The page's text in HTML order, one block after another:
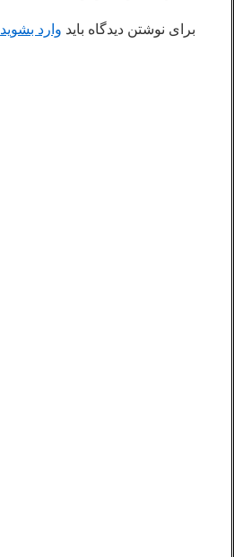
برای نوشتن دیدگاه باید وارد بشوید